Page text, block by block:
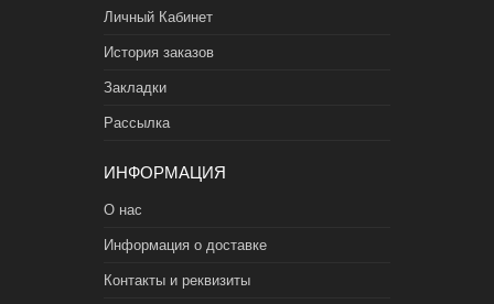
Личный Кабинет
История заказов
Закладки
Рассылка
ИНФОРМАЦИЯ
О нас
Информация о доставке
Контакты и реквизиты